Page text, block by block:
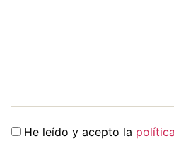
He leído y acepto la